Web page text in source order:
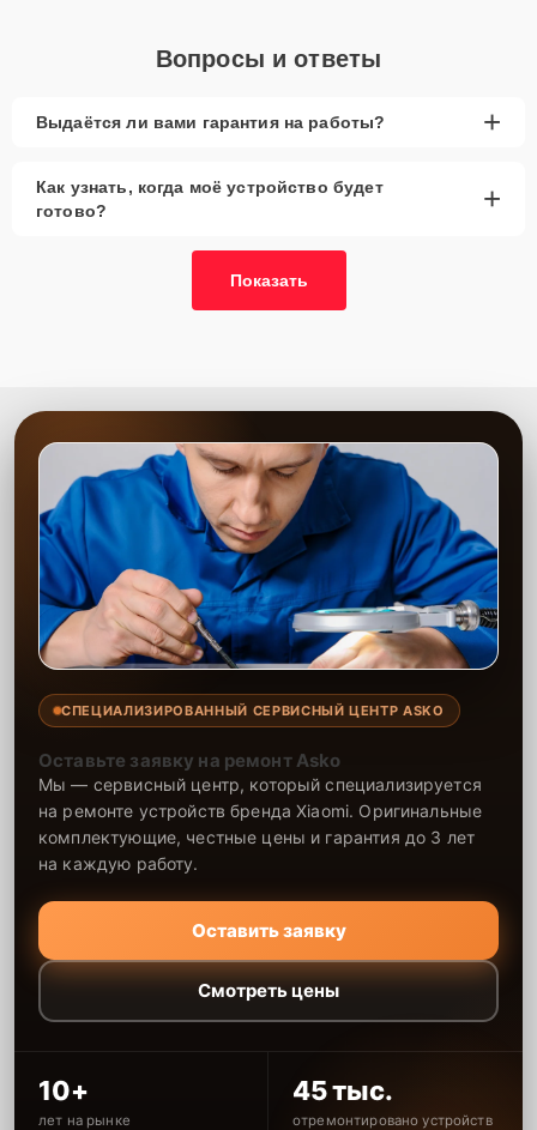
Вопросы и ответы
Выдаётся ли вами гарантия на работы? +
Как узнать, когда моё устройство будет
готово?
+
Показать
СПЕЦИАЛИЗИРОВАННЫЙ СЕРВИСНЫЙ ЦЕНТР ASKO
Оставьте заявку на ремонт Asko
Мы — сервисный центр, который специализируется
на ремонте устройств бренда Xiaomi. Оригинальные
комплектующие, честные цены и гарантия до 3 лет
на каждую работу.
Оставить заявку
Смотреть цены
10+
лет на рынке
45 тыс.
отремонтировано устройств